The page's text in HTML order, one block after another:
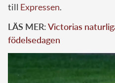
till Expressen.
LÄS MER:Victorias
födelsedagen